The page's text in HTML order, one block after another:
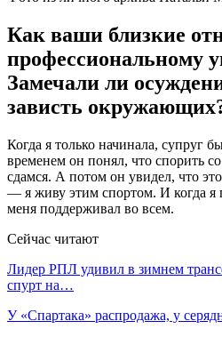
Как ваши близкие
профессиональному
Замечали ли
зависть
Когда я только начинала, супруг
временем он понял, что спорить
сдамся. А потом он увидел, что
— я живу этим спортом. И когда я
меня поддерживал во всем.
Сейчас читают
Лидер РПЛ удивил в зимнем
спурт на…
У «Спартака» распродажа, у